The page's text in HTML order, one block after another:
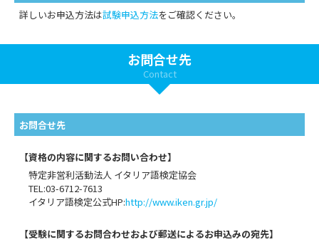
(1) 個人情報主体の同意がある場合
(3) 統計的なデータとする等、個人を識別できない状態に加工した場
(5) 合併、分社化、営業譲渡その他の事由によって事業の承継が行わ
7. プライバシーポリシーに関するお問い合わせ窓口
個人情報に関する苦情は、以下の連絡先までお申し出ください。
Tel: 03-6712-7613
E-mail: office@iken.gr.jp
8. 個人情報保護体制の継続的強化・改善
当協会は、収集した個人情報を適切に取扱うために、内部規程の整
シーの見直しを含めた内部体制の継続的強化・改善に努めます。
詳しいお申込方法は試験申込方法をご確認ください。
お問合せ先
Contact
お問合せ先
【資格の内容に関するお問い合わせ】
特定非営利活動法人 イタリア語検定協会
TEL:03-6712-7613
イタリア語検定公式HP:http://www.iken.gr.jp/
【受験に関するお問合わせおよび郵送によるお申込みの宛先】